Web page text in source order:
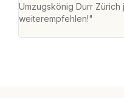
Umzugskönig Durr
weiterempfehlen!"